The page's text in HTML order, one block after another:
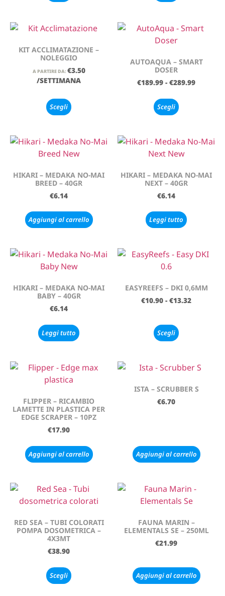
KIT ACCLIMATAZIONE –
NOLEGGIO
A PARTIRE DA: €3.50
/SETTIMANA
Scegli
AUTOAQUA – SMART
DOSER
€189.99 - €289.99
Scegli
HIKARI – MEDAKA NO-MAI
BREED – 40GR
€6.14
Aggiungi al carrello
HIKARI – MEDAKA NO-MAI
NEXT – 40GR
€6.14
Leggi tutto
HIKARI – MEDAKA NO-MAI
BABY – 40GR
€6.14
Leggi tutto
EASYREEFS – DKI 0,6MM
€10.90 - €13.32
Scegli
FLIPPER – RICAMBIO
LAMETTE IN PLASTICA PER
EDGE SCRAPER – 10PZ
€17.90
Aggiungi al carrello
ISTA – SCRUBBER S
€6.70
Aggiungi al carrello
RED SEA – TUBI COLORATI
POMPA DOSOMETRICA –
4X3MT
€38.90
Scegli
FAUNA MARIN –
ELEMENTALS SE – 250ML
€21.99
Aggiungi al carrello